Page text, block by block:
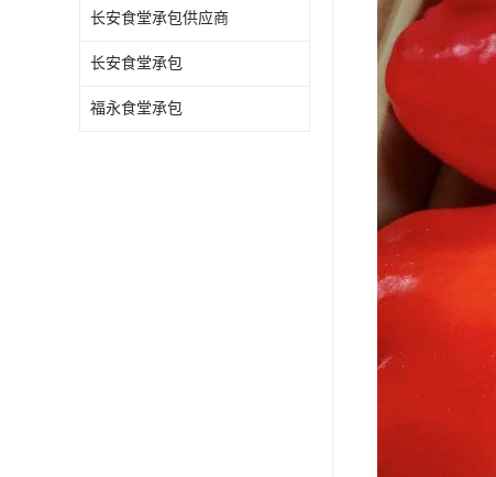
长安食堂承包供应商
长安食堂承包
福永食堂承包